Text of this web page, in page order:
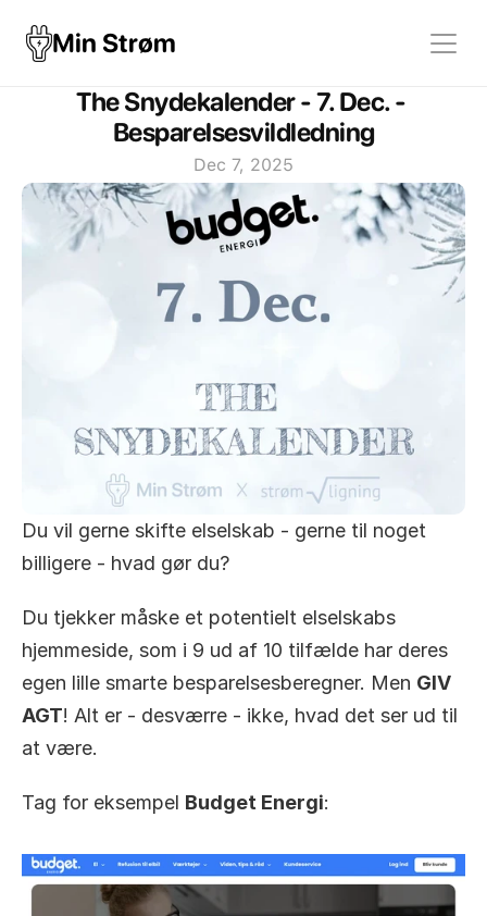
Min Strøm
The Snydekalender - 7. Dec. -
Besparelsesvildledning
Dec 7, 2025
Du vil gerne skifte elselskab - gerne til noget
billigere - hvad gør du?
Du tjekker måske et potentielt elselskabs
hjemmeside, som i 9 ud af 10 tilfælde har deres
egen lille smarte besparelsesberegner. Men GIV
AGT! Alt er - desværre - ikke, hvad det ser ud til
at være.
Tag for eksempel Budget Energi: